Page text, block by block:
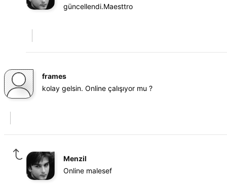
güncellendi.Maesttro
frames
kolay gelsin. Online çalışıyor mu ?
Menzil
Online malesef